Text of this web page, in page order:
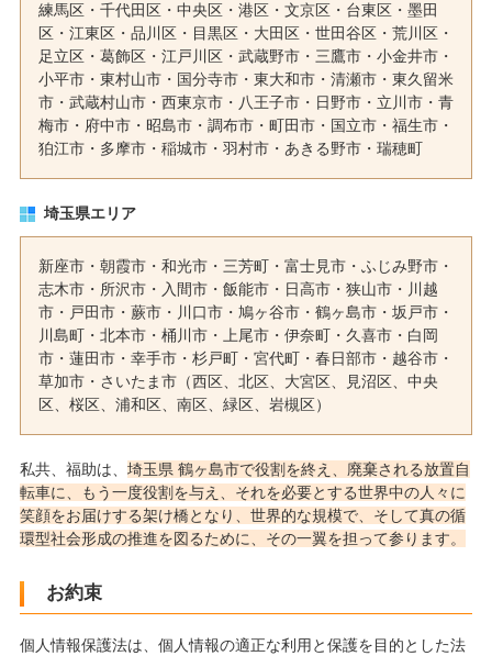
練馬区・ 千代田区・ 中央区・ 港区・ 文京区・ 台東区・ 墨田
区・ 江東区・ 品川区・ 目黒区・ 大田区・ 世田谷区・ 荒川区・
足立区・ 葛飾区・ 江戸川区・ 武蔵野市・ 三鷹市・ 小金井市・
小平市・ 東村山市・ 国分寺市・ 東大和市・ 清瀬市・ 東久留米
市・ 武蔵村山市・ 西東京市・ 八王子市・ 日野市・ 立川市・ 青
梅市・ 府中市・ 昭島市・ 調布市・ 町田市・ 国立市・ 福生市・
狛江市・ 多摩市・ 稲城市・ 羽村市・ あきる野市・ 瑞穂町
埼玉県エリア
新座市・ 朝霞市・ 和光市・ 三芳町・ 富士見市・ ふじみ野市・
志木市・ 所沢市・ 入間市・ 飯能市・ 日高市・ 狭山市・ 川越
市・ 戸田市・ 蕨市・ 川口市・ 鳩ヶ谷市・ 鶴ヶ島市・ 坂戸市・
川島町・ 北本市・ 桶川市・ 上尾市・ 伊奈町・ 久喜市・ 白岡
市・ 蓮田市・ 幸手市・ 杉戸町・ 宮代町・ 春日部市・ 越谷市・
草加市・ さいたま市（西区、北区、大宮区、見沼区、中央
区、桜区、浦和区、南区、緑区、岩槻区）
私共、福助は、 埼玉県 鶴ヶ島市で役割を終え、廃棄される放置自
転車に、もう一度役割を与え、それを必要とする世界中の人々に
笑顔をお届けする架け橋となり、世界的な規模で、そして真の循
環型社会形成の推進を図るために、その一翼を担って参ります。
お約束
個人情報保護法は、個人情報の適正な利用と保護を目的とした法